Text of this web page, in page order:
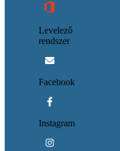
Levelező
rendszer
Facebook
Instagram